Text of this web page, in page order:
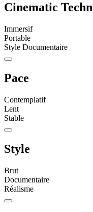
Cinematic
Immersif
Portable
Style Documentaire
Pace
Contemplatif
Lent
Stable
Style
Brut
Documentaire
Réalisme